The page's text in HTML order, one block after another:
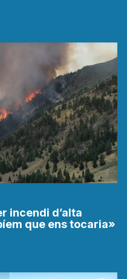
incendi d’alta
que ens tocaria»